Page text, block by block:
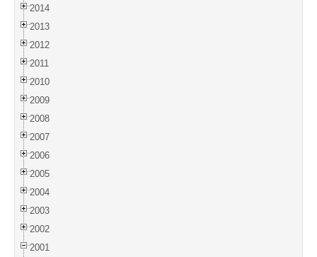
2014
2013
2012
2011
2010
2009
2008
2007
2006
2005
2004
2003
2002
2001